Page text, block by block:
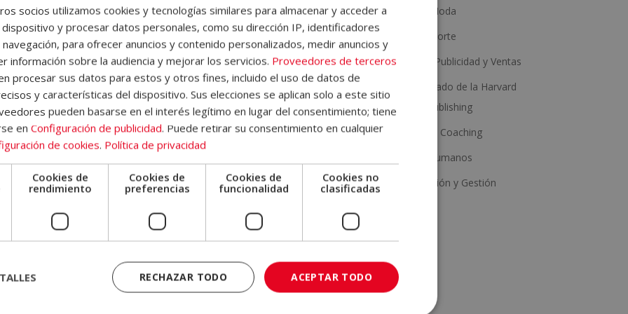
recursos humanos, legislación laboral, gestión económica-
tecnología de la información, bases de datos, análisis
aplicados a la gestión de personal.
programa?
Competencias + Máster en Aplicación del Big Data en la Gestión de
emprendedores, trabajadores, estudiantes y cualquier persona
de personas y análisis de datos en organizaciones.
en áreas como la gestión integral del talento, la optimización de
a la gestión de personas y la toma de decisiones basada en
para:
humanos desde un enfoque estratégico.
el personal.
Estética y Moda
Salud y Deporte
Marketing, Publicidad y Ventas
Con Certificado de la Harvard
Business Publishing
Psicología y Coaching
Recursos Humanos
Administración y Gestión
socios utilizamos cookies y tecnologías similares para almacenar y acceder a
dispositivo y procesar datos personales, como su dirección IP, identificadores
para ofrecer anuncios y contenido personalizados, medir anuncios y
información sobre la audiencia y mejorar los servicios. Proveedores de terceros
procesar sus datos para estos y otros fines, incluido el uso de datos de
y características del dispositivo. Sus elecciones se aplican solo a este sitio
pueden basarse en el interés legítimo en lugar del consentimiento; tiene
en Configuración de publicidad. Puede retirar su consentimiento en cualquier
de cookies. Política de privacidad
Cookies de
rendimiento
Cookies de
preferencias
Cookies de
funcionalidad
Cookies no
clasificadas
ACEPTAR TODO
RECHAZAR TODO